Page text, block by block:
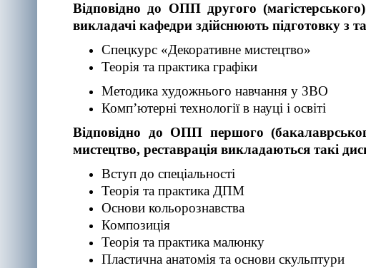
Відповідно до ОПП другого
викладачі кафедри здійснюють підготовку з
Спецкурс «Декоративне мистецтво»
Теорія та практика графіки
Методика художнього навчання у ЗВО
Комп’ютерні технології в науці і освіті
Відповідно до ОПП першого
мистецтво, реставрація викладаються такі
Вступ до спеціальності
Теорія та практика ДПМ
Основи кольорознавства
Композиція
Теорія та практика малюнку
Пластична анатомія та основи скульптури